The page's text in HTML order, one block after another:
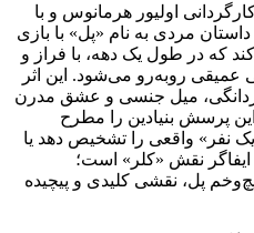
اولیور هرمانوس و با
مردی به نام «پل» با بازی
که در طول یک دهه، با فراز و
عمیقی روبه‌رو می‌شود. این اثر
میل جنسی و عشق مدرن
پرسش بنیادین را مطرح
نفر» واقعی را تشخیص دهد یا
ایفاگر نقش «کلر» است؛
پل، نقشی کلیدی و پیچیده